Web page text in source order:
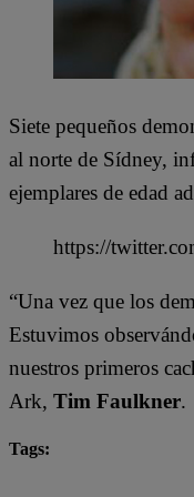
Siete pequeños
al norte de Sídney,
ejemplares de edad
https://
“Una vez que los
Estuvimos
nuestros primeros
Ark, Tim Faulkner.
Tags: